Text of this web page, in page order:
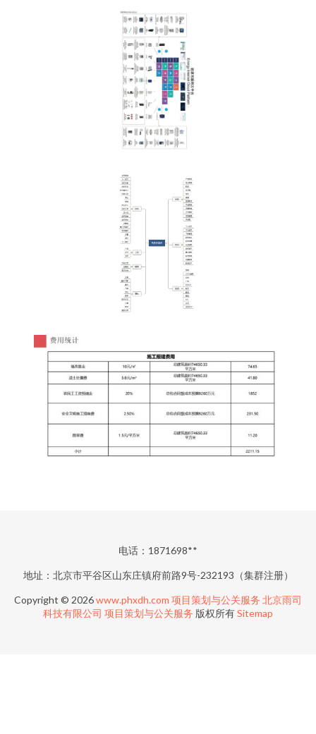
电话：1871698**
地址：北京市平谷区山东庄镇府前路9号-232193（集群注册）
Copyright © 2026www.phxdh.com 项目策划与公关服务 北京雨司
科技有限公司 项目策划与公关服务 版权所有Sitemap